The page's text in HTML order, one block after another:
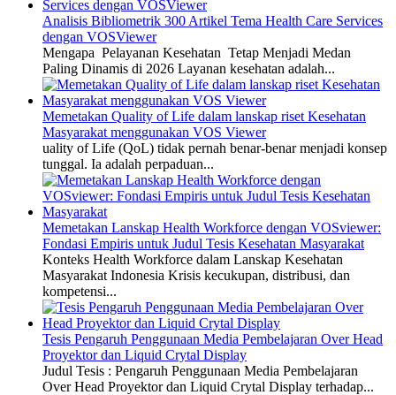
Analisis Bibliometrik 300 Artikel Tema Health Care Services
dengan VOSViewer
Mengapa Pelayanan Kesehatan Tetap Menjadi Medan
Paling Dinamis di 2026 Layanan kesehatan adalah...
Memetakan Quality of Life dalam lanskap riset Kesehatan
Masyarakat menggunakan VOS Viewer
uality of Life (QoL) tidak pernah benar-benar menjadi konsep
tunggal. Ia adalah perpaduan...
Memetakan Lanskap Health Workforce dengan VOSviewer:
Fondasi Empiris untuk Judul Tesis Kesehatan Masyarakat
Konteks Health Workforce dalam Lanskap Kesehatan
Masyarakat Indonesia Krisis kecukupan, distribusi, dan
kompetensi...
Tesis Pengaruh Penggunaan Media Pembelajaran Over Head
Proyektor dan Liquid Crytal Display
Judul Tesis : Pengaruh Penggunaan Media Pembelajaran
Over Head Proyektor dan Liquid Crytal Display terhadap...